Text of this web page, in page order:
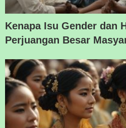
Kenapa Isu Gender dan
Perjuangan Besar